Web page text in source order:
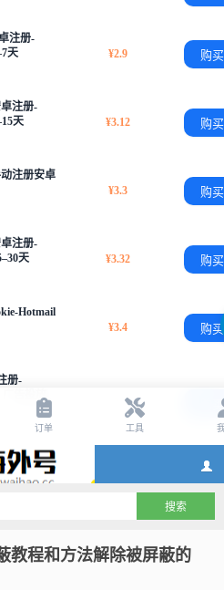
账号批发2
程和方法解除被屏蔽的